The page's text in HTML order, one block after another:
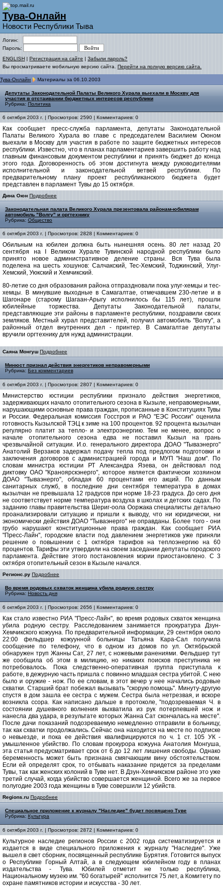
Тува-Онлайн
Новости Республики Тыва
Логин:
Пароль:
ENGLISH | Регистрация на сайте | Забыли пароль?
Вы просматриваете мобильную версию сайта. Перейти на полную версию сайта.
Тува-Онлайн Материалы за 06.10.2003
Депутаты Законодательной Палаты Великого Хурала выехали в Москву для
участия в отстаивании бюджетных интересов республики
Рубрика: Политика
6 октября 2003 г. | Просмотров: 2590 | Комментариев: 0
Как сообщает пресс-служба парламента, депутаты Законодательной
Палаты Великого Хурала во главе с председателем Василием Оюном
выехали в Москву для участия в работе по защите бюджетных интересов
республики. Известно, что в планах парламентариев завершить работу над
главным финансовым документом республики и принять бюджет до конца
этого года. Договоренность об этом достигнута между руководителями
исполнительной и законодательной ветвей республики. По
предварительному плану проект республиканского бюджета будет
представлен в парламент Тувы до 15 октября.
Дина Оюн Подробнее
Законодательная палата Великого Хурала презентовала районам-юбилярам
автомобиль "Волгу" и оргтехнику
Рубрика: Общество
6 октября 2003 г. | Просмотров: 2828 | Комментариев: 0
Обильным на юбилеи должна быть нынешняя осень. 80 лет назад 20
сентября на I Великом Хурале Тувинской народной республики было
принято новое административное деление страны. Вся Тува была
поделена на шесть хошунов: Салчакский, Тес-Хемский, Тоджинский, Улуг-
Хемский, Уюкский и Хемчикский.
80-летие со дня образования района отпраздновали пока улуг-хемцы и тес-
хемцы. В минувшие выходные в Самагалтае, отмечавшем 230-летие и в
Шагонаре (старому Шагаан-Арыгу исполнилось бы 115 лет), прошли
юбилейные торжества. Депутаты Законодательной палаты,
представляющие эти районы в парламенте республики, поздравили своих
земляков. Местный хурал представителей, получил автомобиль "Волгу", а
районный отдел внутренних дел - принтер. В Самагалтае депутаты
вручили оргтехнику для нужд администрации.
Саяна Монгуш Подробнее
Минюст признал действия энергетиков неправомерными
Рубрика: Без комментариев
6 октября 2003 г. | Просмотров: 2807 | Комментариев: 0
Министерство юстиции республики признало действия энергетиков,
задерживающих начало отопительного сезона в Кызыле, неправомерными,
нарушающими основные права граждан, прописанные в Конституциях Тувы
и России. Федеральная комиссия Госстроя и РАО "ЕЭС России" оценила
готовность Кызылской ТЭЦ к зиме на 100 процентов. 92 процента кызылчан
регулярно платит за тепло- и электроэнергию. Тем не менее, вопрос о
начале отопительного сезона едва не поставил Кызыл на грань
чрезвычайной ситуации. И.о. генерального директора ДОАО "Тываэнерго"
Анатолий Верзаков задержал подачу тепла под предлогом подготовки и
заключения договоров с администрацией города и МУП "Наш дом". По
словам министра юстиции РТ Александра Язева, он действовал под
диктовку ОАО "Краноярскэнерго", которое является фактически хозяином
ДОАО "Тываэнерго", обладая 60 процентами его акций. По данным
санитарных служб, в последние дни сентября температура в домах
кызылчан не превышала 12 градусов при норме 18-23 градуса. До сего дня
не соответствует норме температура воздуха в школах и детских садах. По
заданию главы правительства Шериг-оола Ооржака специалисты детально
проанализировали ситуацию и пришли к выводу, что ни юридически, ни
экономически действия ДОАО "Тываэнерго" не оправданы. Более того - они
грубо нарушают конституционные права граждан. Как сообщает РИА
"Пресс-Лайн", городские власти под давлением энергетиков уже приняли
решение о повышении с 1 октября тарифов на теплоэнергию на 60
процентов. Тарифы эти утвердили на своем заседании депутаты городского
парламента. Действие этого постановления мэрии приостановлено. С 3
октября отопительный сезон в Кызыле начался.
Регионс.ру Подробнее
Во время родовых схваток женщина убила родную сестру
Рубрика: Новость дня
6 октября 2003 г. | Просмотров: 2656 | Комментариев: 0
Как стало известно РИА "Пресс-Лайн", во время родовых схваток женщина
убила родную сестру. Расследованием занимается прокуратура Дзун-
Хемчикского кожууна. По предварительной информации, 29 сентября около
22:00 фельдшер кожуунной больницы Татьяна Кара-Сал получила
сообщение по телефону, что в одном из домов по ул. Октябрьской
обнаружен труп Жанны Сат, 27 лет, с ножевыми ранениями. Фельдшер тут
же сообщила об этом в милицию, но никаких поисков преступника не
потребовалось. Пока следственно-оперативная группа приступала к
работе, в дежурную часть пришла с повинно младшая сестра убитой. С нею
было и оружие - нож. По ее словам, в этот вечер у нее начались родовые
схватки. Старший брат побежал вызывать "скорую помощь". Минуту-другую
спустя в дом зашла ее сестра с мужем. Сестра была нетрезвая, и вскоре
возникла ссора. Как написано дальше в протоколе, "подозреваемая Ч. в
состоянии душевного волнения выхватила из рук потерпевшей нож и
нанесла два удара, в результате которых Жанна Сат скончалась на месте".
После дачи показаний подозреваемую немедленно отправили в больницу,
так как схватки продолжались. Сейчас она находится на месте по подписке
о невыезде, и пока ее действия квалифицируются по ч. 1 ст. 105 УК -
умышленное убийство. По словам прокурора кожууна Анатолия Монгуша,
эта статья предусматривает срок от 6 до 12 лет лишения свободы. Однако
беременность может быть признана смягчающим вину обстоятельством.
Если ей определят срок, то отбывать наказание придется за пределами
Тувы, так как женских колоний в Туве нет. В Дзун-Хемчикском районе это уже
третий случай, когда убийство совершается женщиной. Всего же за первое
полугодие 2003 года женщины в Туве совершили 12 убийств.
Regions.ru Подробнее
Специальное приложение к журналу "Наследие" будет посвящено Туве
Рубрика: Культура
6 октября 2003 г. | Просмотров: 2872 | Комментариев: 0
Культурное наследие регионов России с 2002 года систематизируется и
издается в виде специального приложения к журналу "Наследие". Уже
вышел в свет сборник, посвященный республике Бурятия. Готовится выпуск
о Республике Горный Алтай, а в следующем юбилейном году в планах
издательства - Тува. Юбилей отметит не только республика,
Национальному музею им. "60 богатырей" исполнится 75 лет, а Комитету по
охране памятников истории и искусства - 30 лет.